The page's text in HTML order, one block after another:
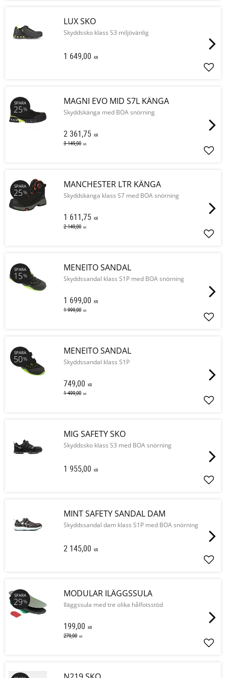
LUX SKO
Skyddssko klass S3 miljövänlig
1 649,00 KR
MAGNI EVO MID S7L KÄNGA
Skyddskänga med BOA snörning
2 361,75 KR
3 149,00 KR
SPARA
25%
MANCHESTER LTR KÄNGA
Skyddskänga klass S7 med BOA snörning
1 611,75 KR
2 149,00 KR
SPARA
25%
MENEITO SANDAL
Skyddssandal klass S1P med BOA snörning
1 699,00 KR
1 999,00 KR
SPARA
15%
MENEITO SANDAL
Skyddssandal klass S1P
749,00 KR
1 499,00 KR
SPARA
50%
MIG SAFETY SKO
Skyddssko klass S3 med BOA snörning
1 955,00 KR
MINT SAFETY SANDAL DAM
Skyddssandal dam klass S1P med BOA snörning
2 145,00 KR
MODULAR ILÄGGSSULA
Iläggssula med tre olika hålfotsstöd
199,00 KR
279,00 KR
SPARA
29%